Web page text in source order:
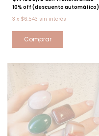
10% off (descuento automático)
3 x $6.543 sin interés